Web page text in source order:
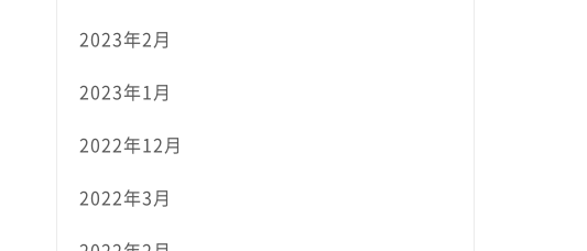
2023年2月
2023年1月
2022年12月
2022年3月